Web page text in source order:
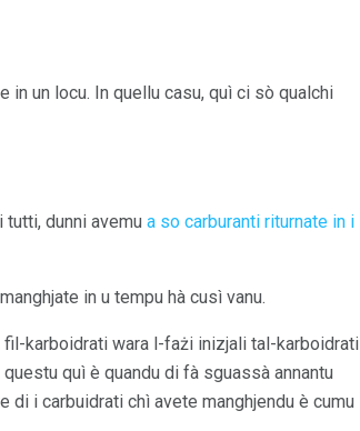
in un locu. In quellu casu, quì ci sò qualchi
tutti, dunni avemu a so carburanti riturnate in i
in u tempu hà cusì vanu.
fil-karboidrati wara l-fażi inizjali tal-karboidrati
quì è quandu di fà sguassà annantu
di i carbuidrati chì avete manghjendu è cumu